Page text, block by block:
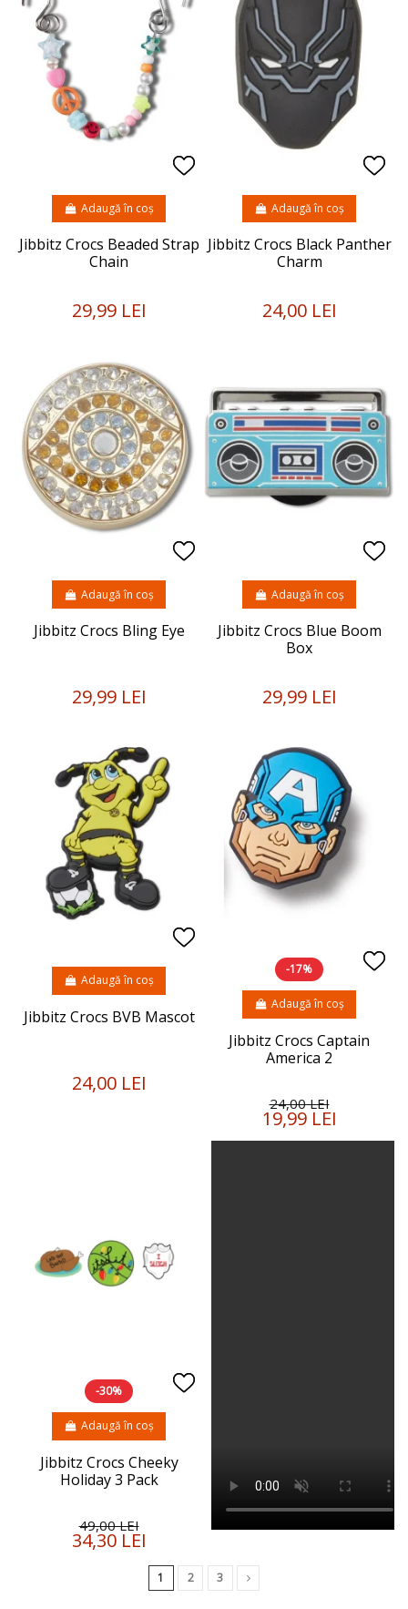
Jibbitz Crocs Beaded Strap
Chain
29,99 LEI
Adaugă în coș
Jibbitz Crocs Black Panther
Charm
24,00 LEI
Adaugă în coș
Jibbitz Crocs Bling Eye
29,99 LEI
Adaugă în coș
Jibbitz Crocs Blue Boom
Box
29,99 LEI
Adaugă în coș
Jibbitz Crocs BVB Mascot
24,00 LEI
Adaugă în coș
-17%
Jibbitz Crocs Captain
America 2
24,00 LEI
19,99 LEI
Adaugă în coș
-30%
Jibbitz Crocs Cheeky
Holiday 3 Pack
49,00 LEI
34,30 LEI
Adaugă în coș
1 2 3